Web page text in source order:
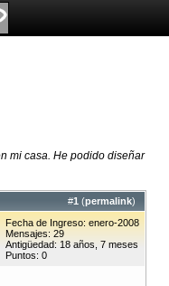
mi casa. He podido diseñar
#1 (permalink)
Fecha de Ingreso: enero-2008
Mensajes: 29
Antigüedad: 18 años, 7 meses
Puntos: 0